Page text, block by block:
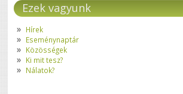
Ezek vagyunk
Hírek
Eseménynaptár
Közösségek
Ki mit tesz?
Nálatok?